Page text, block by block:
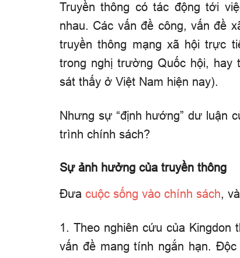
Truyền thông có tác động tới
nhau. Các vấn đề công, vấn đề
truyền thông mạng xã hội trực
trong nghị trường Quốc hội, hay
sát thấy ở Việt Nam hiện nay).
Nhưng sự “định hướng” dư luận
trình chính sách?
Sự ảnh hưởng của truyền thông
Đưa cuộc sống vào chính sách,
1. Theo nghiên cứu của
vấn đề mang tính ngắn hạn.